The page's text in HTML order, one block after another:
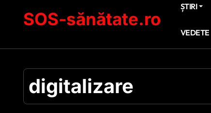
SOS-sănătate.ro
ȘTIRI
VEDETE
digitalizare